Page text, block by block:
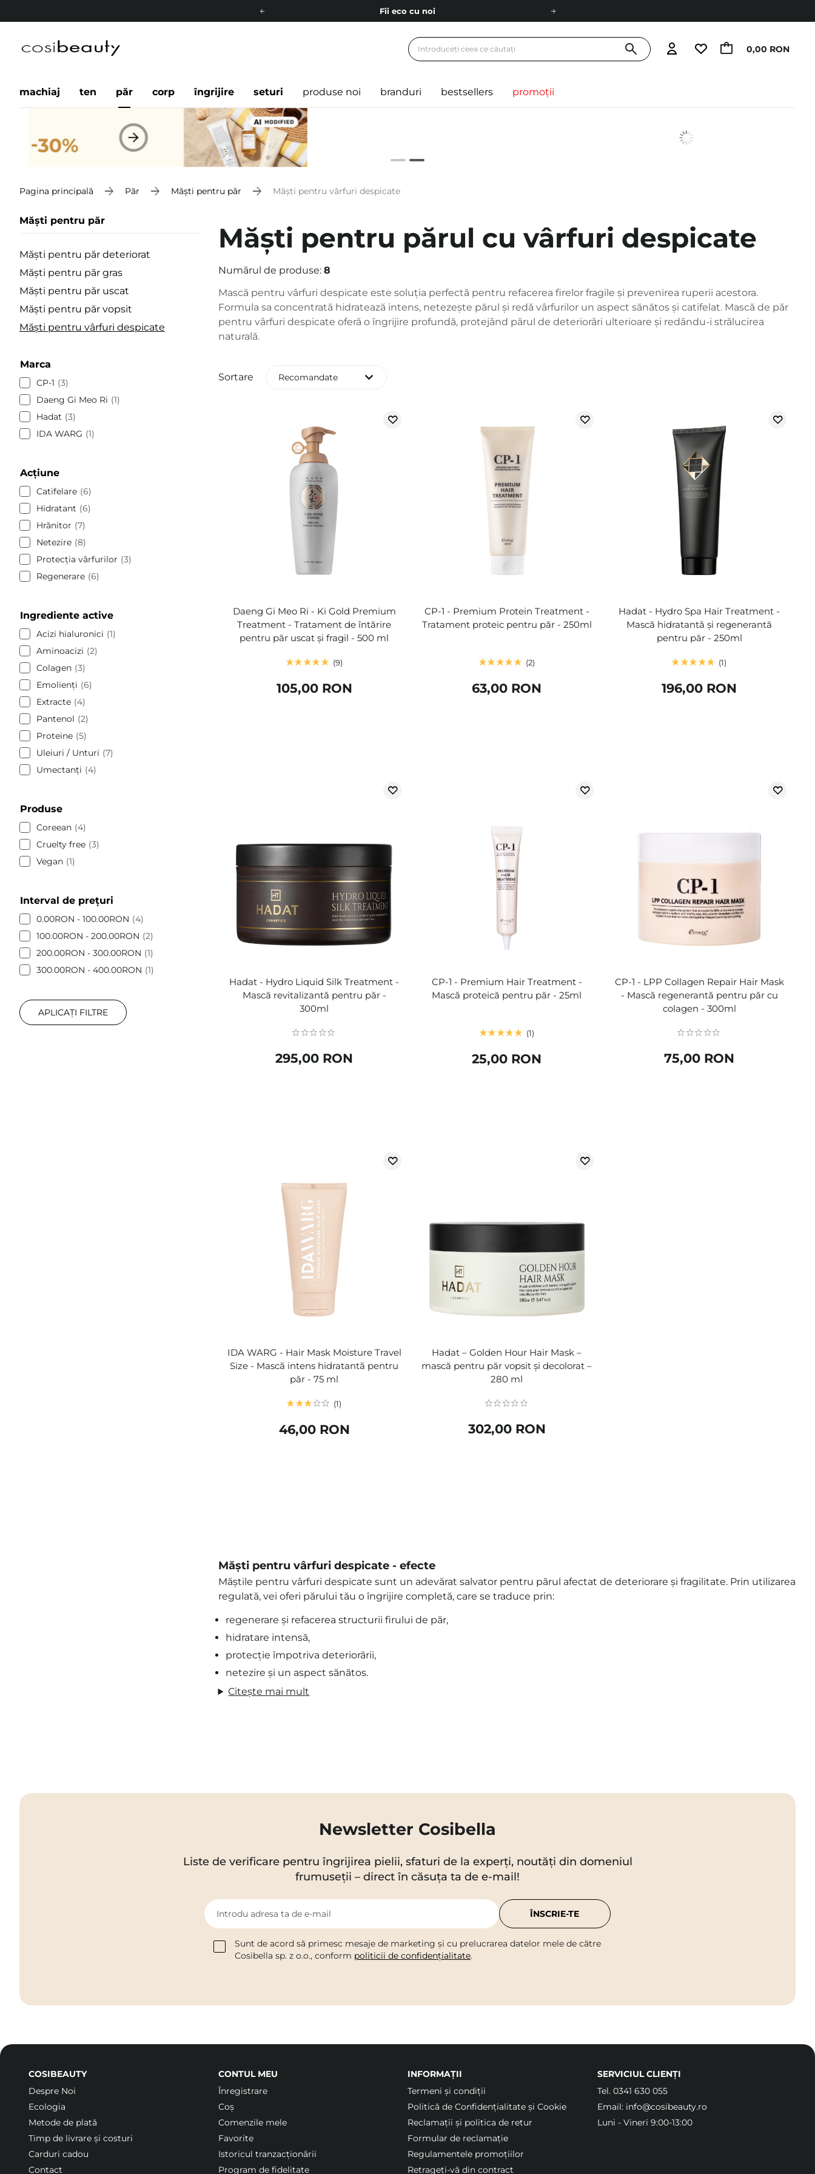
Fii eco cu noi
Livrare mai ieftină pentru comenzile de la 150 RON! 0,00 RON
machiaj ten păr corp îngrijire seturi produse noi branduri bestsellers promoții
Pagina principală Păr Măști pentru păr Măști pentru vârfuri despicate
Măști pentru păr
Măști pentru păr deteriorat
Măști pentru păr gras
Măști pentru păr uscat
Măști pentru păr vopsit
Măști pentru vârfuri despicate
Marca
CP-1
3
Daeng Gi Meo Ri
1
Hadat
3
IDA WARG
1
Acțiune
Catifelare 6
Hidratant
6
Hrănitor
7
Netezire 8
Protecția vârfurilor
3
Regenerare 6
Ingrediente active
Acizi hialuronici
1
Aminoacizi
2
Colagen 3
Emolienți
6
Extracte 4
Pantenol
2
Proteine 5
Uleiuri / Unturi
7
Umectanți
4
Produse
Coreean 4
Cruelty free 3
Vegan 1
Interval de prețuri
0.00RON - 100.00RON
4
100.00RON - 200.00RON
2
200.00RON - 300.00RON
1
300.00RON - 400.00RON
1
APLICAȚI FILTRE
Măști pentru părul cu vârfuri despicate
Numărul de produse: 8
Mască pentru vârfuri despicate este soluția perfectă pentru refacerea firelor fragile și prevenirea ruperii acestora.
Formula sa concentrată hidratează intens, netezește părul și redă vârfurilor un aspect sănătos și catifelat. Mască de păr
pentru vârfuri despicate oferă o îngrijire profundă, protejând părul de deteriorări ulterioare și redându-i strălucirea
naturală.
Sortare Recomandate
Daeng Gi Meo Ri - Ki Gold Premium
Treatment - Tratament de întărire
pentru păr uscat și fragil - 500 ml
9
105,00 RON
CP-1 - Premium Protein Treatment -
Tratament proteic pentru păr - 250ml
2
63,00 RON
Hadat - Hydro Spa Hair Treatment -
Mască hidratantă și regenerantă
pentru păr - 250ml
1
196,00 RON
Hadat - Hydro Liquid Silk Treatment -
Mască revitalizantă pentru păr -
300ml
295,00 RON
CP-1 - Premium Hair Treatment -
Mască proteică pentru păr - 25ml
1
25,00 RON
CP-1 - LPP Collagen Repair Hair Mask
- Mască regenerantă pentru păr cu
colagen - 300ml
75,00 RON
IDA WARG - Hair Mask Moisture Travel
Size - Mască intens hidratantă pentru
păr - 75 ml
1
46,00 RON
Hadat – Golden Hour Hair Mask –
mască pentru păr vopsit și decolorat –
280 ml
302,00 RON
Măști pentru vârfuri despicate - efecte
Măștile pentru vârfuri despicate sunt un adevărat salvator pentru părul afectat de deteriorare și fragilitate. Prin utilizarea
regulată, vei oferi părului tău o îngrijire completă, care se traduce prin:
regenerare și refacerea structurii firului de păr,
hidratare intensă,
protecție împotriva deteriorării,
netezire și un aspect sănătos.
Citește mai mult
Newsletter Cosibella
Liste de verificare pentru îngrijirea pielii, sfaturi de la experți, noutăți din domeniul
frumuseții – direct în căsuța ta de e-mail!
Introdu adresa ta de e-mail
Sunt de acord să primesc mesaje de marketing și cu prelucrarea datelor mele de către
Cosibella sp. z o.o., conform politicii de confidențialitate.
ÎNSCRIE-TE
COSIBEAUTY
Despre Noi
Ecologia
Metode de plată
Timp de livrare și costuri
Carduri cadou
Contact
CONTUL MEU
Înregistrare
Coș
Comenzile mele
Favorite
Istoricul tranzacționării
Program de fidelitate
INFORMAȚII
Termeni şi condiții
Politică de Confidențialitate și Cookie
Reclamații și politica de retur
Formular de reclamație
Regulamentele promoțiilor
Retrageți-vă din contract
SERVICIUL CLIENȚI
Tel. 0341 630 055
Email: info@cosibeauty.ro
Luni - Vineri 9:00-13:00